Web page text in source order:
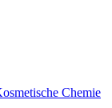
Chemie